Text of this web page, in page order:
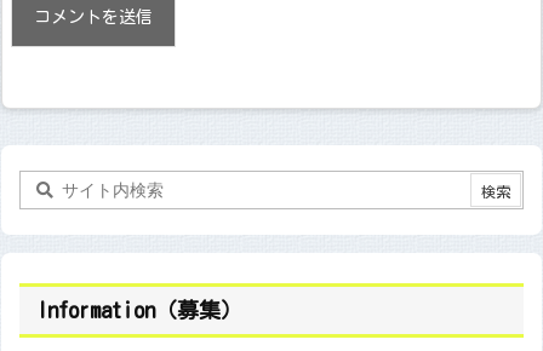
Information（募集）